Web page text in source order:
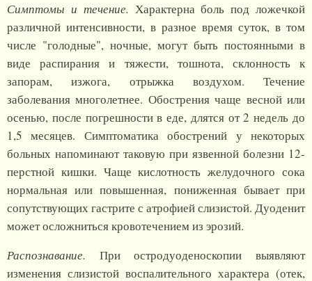
Симптомы и течение. Характерна боль под ложечкой
различной интенсивности, в разное время суток, в том
числе "голодные", ночные, могут быть постоянными в
виде распирания и тяжести, тошнота, склонность к
запорам, изжога, отрыжка воздухом. Течение
заболевания многолетнее. Обострения чаще весной или
осенью, после погрешности в еде, длятся от 2 недель до
1,5 месяцев. Симптоматика обострений у некоторых
больных напоминают таковую при язвенной болезни 12-
перстной кишки. Чаще кислотность желудочного сока
нормальная или повышенная, пониженная бывает при
сопутствующих гастрите с атрофией слизистой. Дуоденит
может осложниться кровотечением из эрозий.
Распознавание. При остродуоденоскопии выявляют
изменения слизистой воспалительного характера (отек,